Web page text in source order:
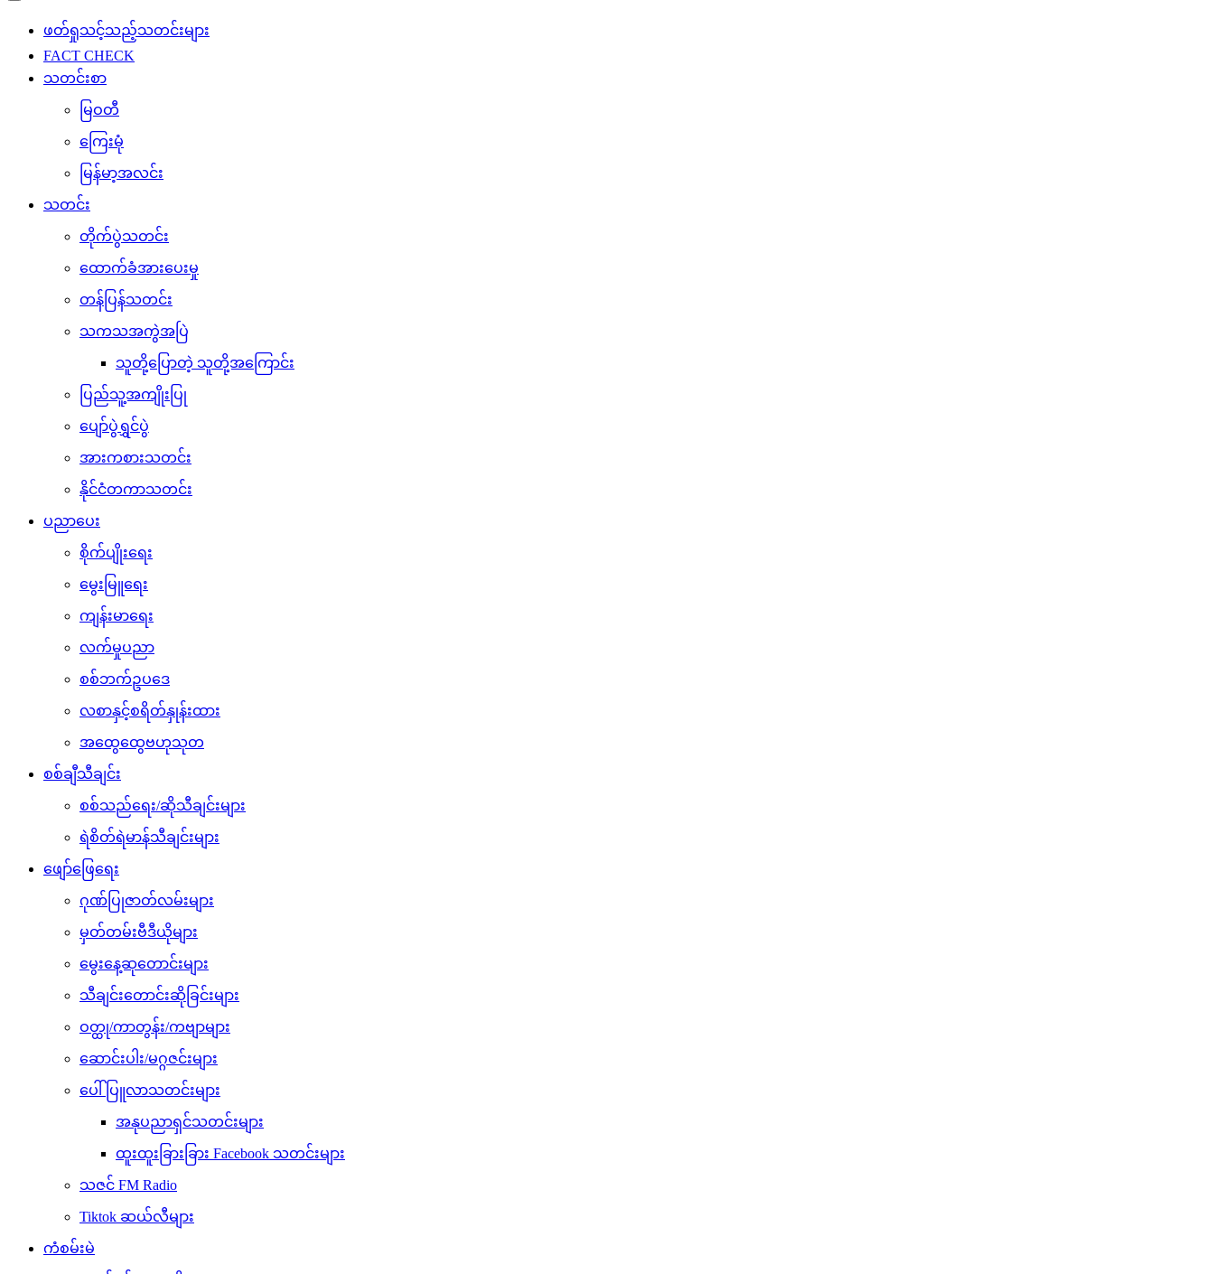
ဖတ်ရှုသင့်သည့်သတင်းများ
FACT CHECK
သတင်းစာ
မြဝတီ
ကြေးမုံ
မြန်မာ့အလင်း
သတင်း
တိုက်ပွဲသတင်း
ထောက်ခံအားပေးမှု
တန်ပြန်သတင်း
သကသအကွဲအပြဲ
သူတို့ပြောတဲ့ သူတို့အကြောင်း
ပြည်သူ့အကျိုးပြု
ပျော်ပွဲရွှင်ပွဲ
အားကစားသတင်း
နိုင်ငံတကာသတင်း
ပညာပေး
စိုက်ပျိုးရေး
မွေးမြူရေး
ကျန်းမာရေး
လက်မှုပညာ
စစ်ဘက်ဥပဒေ
လစာနှင့်စရိတ်နှုန်းထား
အထွေထွေဗဟုသုတ
စစ်ချီသီချင်း
စစ်သည်ရေး/ဆိုသီချင်းများ
ရဲစိတ်ရဲမာန်သီချင်းများ
ဖျော်ဖြေရေး
ဂုဏ်ပြုဇာတ်လမ်းများ
မှတ်တမ်းဗီဒီယိုများ
မွေးနေ့ဆုတောင်းများ
သီချင်းတောင်းဆိုခြင်းများ
ဝတ္ထု/ကာတွန်း/ကဗျာများ
ဆောင်းပါး/မဂ္ဂဇင်းများ
ပေါ်ပြူလာသတင်းများ
အနုပညာရှင်သတင်းများ
ထူးထူးခြားခြား Facebook သတင်းများ
သဇင် FM Radio
Tiktok ဆယ်လီများ
ကံစမ်းမဲ